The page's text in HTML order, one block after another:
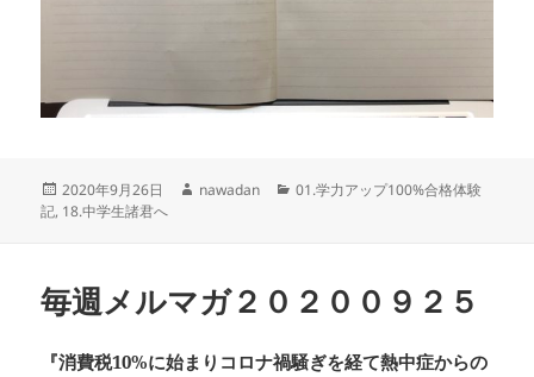
投
稿
2020年9月26日
作
nawadan
カ
01.学力アップ100%合格体験
記, 18.中学生諸君へ
毎週メルマガ２０２００９２５
『消費税10%に始まりコロナ禍騒ぎを経て熱中症からの